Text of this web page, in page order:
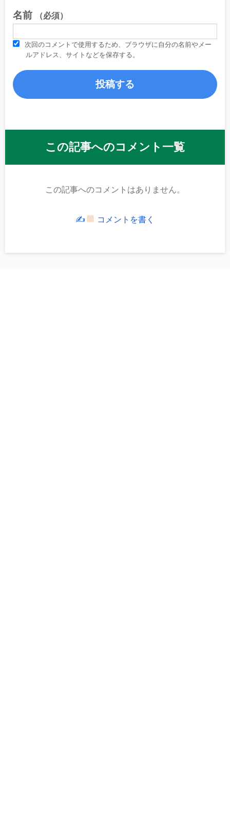
名前 （必須）
次回のコメントで使用するため、ブラウザに自分の名前やメー
ルアドレス、サイトなどを保存する。
この記事へのコメント一覧
この記事へのコメントはありません。
✍ コメントを書く